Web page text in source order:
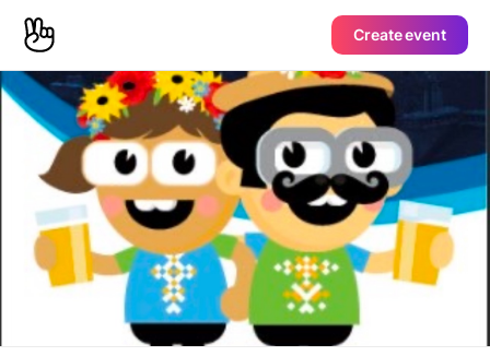
Create event